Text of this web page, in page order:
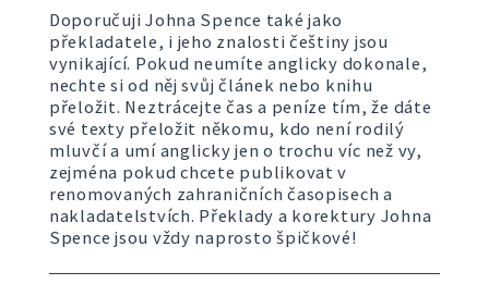
Doporučuji Johna Spence také jako
překladatele, i jeho znalosti češtiny jsou
vynikající. Pokud neumíte anglicky dokonale,
nechte si od něj svůj článek nebo knihu
přeložit. Neztrácejte čas a peníze tím, že dáte
své texty přeložit někomu, kdo není rodilý
mluvčí a umí anglicky jen o trochu víc než vy,
zejména pokud chcete publikovat v
renomovaných zahraničních časopisech a
nakladatelstvích. Překlady a korektury Johna
Spence jsou vždy naprosto špičkové!